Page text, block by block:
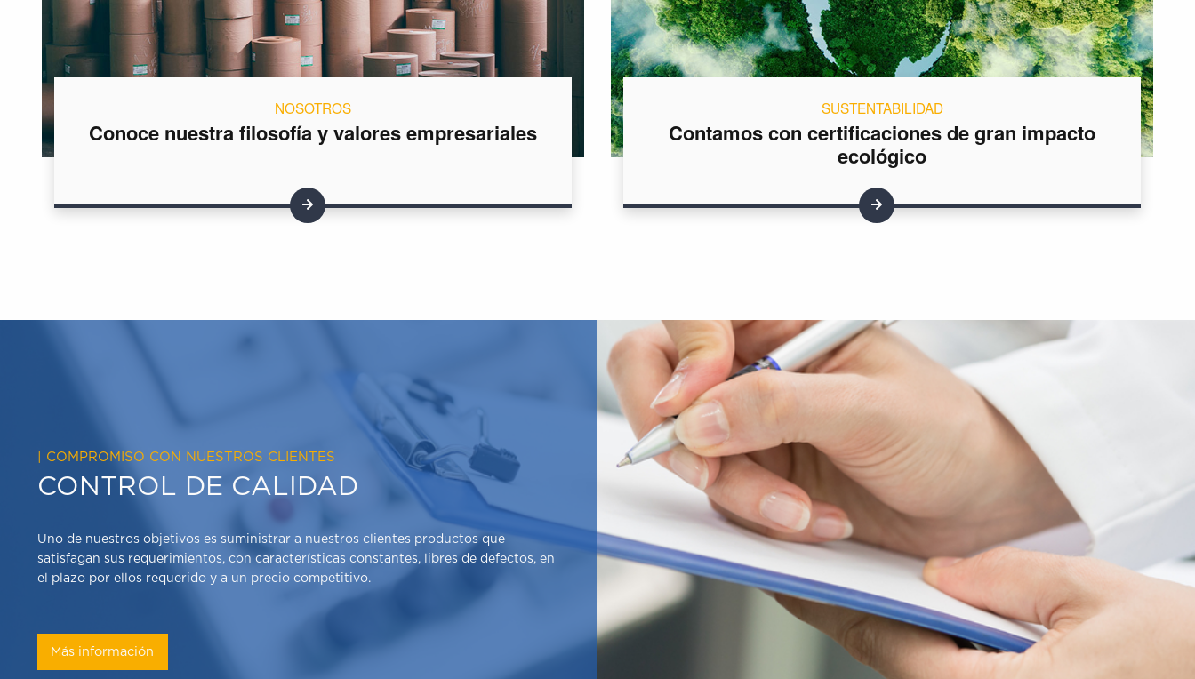
NOSOTROS
Conoce nuestra filosofía y valores empresariales
SUSTENTABILIDAD
Contamos con certificaciones de gran impacto
ecológico
| COMPROMISO CON NUESTROS CLIENTES
CONTROL DE CALIDAD
Uno de nuestros objetivos es suministrar a nuestros clientes productos que
satisfagan sus requerimientos, con características constantes, libres de defectos, en
el plazo por ellos requerido y a un precio competitivo.
Más información